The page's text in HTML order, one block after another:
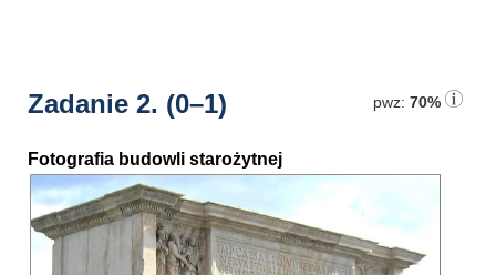
pwz: 70%
Zadanie 2. (0–1)
Fotografia budowli starożytnej